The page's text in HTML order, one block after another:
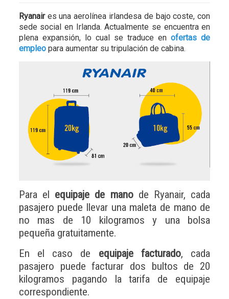
Ryanaires una aerolínea irlandesa de bajo coste, con
sede social en Irlanda. Actualmente se encuentra en
plena expansión, lo cual se traduce enofertas de
empleopara aumentar su tripulación de cabina.
Para el equipaje de manode Ryanair, cada
pasajero puede llevar una maleta de mano de
no mas de 10 kilogramos y una bolsa
pequeña gratuitamente.
En el caso de equipaje facturado, cada
pasajero puede facturar dos bultos de 20
kilogramos pagando la tarifa de equipaje
correspondiente.